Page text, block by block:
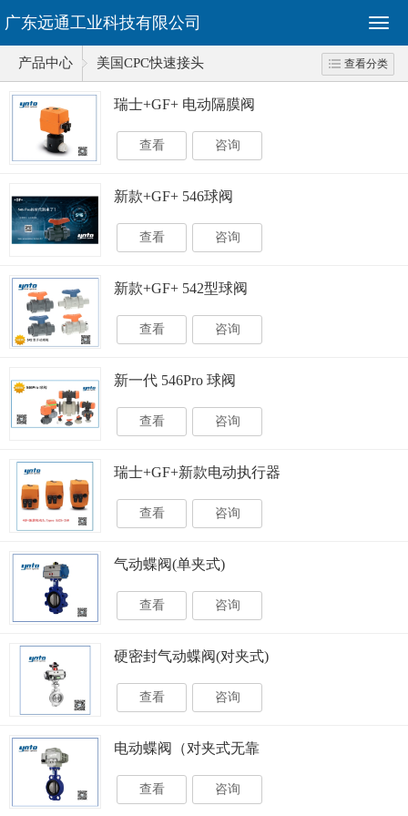
广东远通工业科技有限公司
产品中心 美国CPC快速接头 查看分类
瑞士+GF+ 电动隔膜阀
查看 咨询
新款+GF+ 546球阀
查看 咨询
新款+GF+ 542型球阀
查看 咨询
新一代 546Pro 球阀
查看 咨询
瑞士+GF+新款电动执行器
Types EA25 - 250
查看 咨询
气动蝶阀(单夹式)
查看 咨询
硬密封气动蝶阀(对夹式)
查看 咨询
电动蝶阀（对夹式无靠
背）​D97A1X-10/16​
查看 咨询